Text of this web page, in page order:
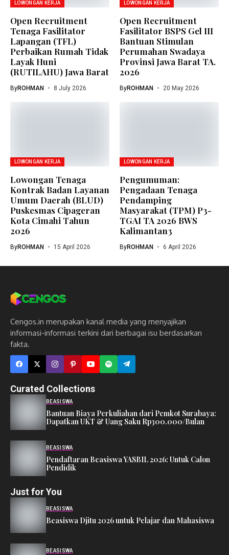
LOWONGAN KERJA
Open Recruitment
Tenaga Fasilitator
Lapangan (TFL)
Perbaikan Rumah Tidak
Layak Huni
(RUTILAHU) Jawa Barat
ByROHMAN 8 July 2026
LOWONGAN KERJA
Open Recruitment
Fasilitator BSPS Gel III
Bantuan Stimulan
Perumahan Swadaya
Provinsi Jawa Barat TA.
2026
ByROHMAN 20 May 2026
LOWONGAN KERJA
Lowongan Tenaga
Kontrak Badan Layanan
Umum Daerah (BLUD)
Puskesmas Cipageran
Kota Cimahi Tahun
2026
ByROHMAN 15 April 2026
LOWONGAN KERJA
Pengumuman:
Pengadaan Tenaga
Pendamping
Masyarakat (TPM) P3-
TGAI TA 2026 BWS
Kalimantan3
ByROHMAN 6 April 2026
Cengos.in merupakan kanal media yang menyajikan
informasi-informasi terkini dari berbagai isu berdasarkan
fakta.
Curated Collections
BEASISWA
Bantuan Biaya Perkuliahan dari Pemkot Surabaya:
Dapatkan UKT & Uang Saku Rp300.000/Bulan
BEASISWA
Pendaftaran Beasiswa YASBIL 2026: Untuk Calon
Pendidik
Just for You
BEASISWA
Beasiswa Djitu 2026 untuk Pelajar dan Mahasiswa
BEASISWA